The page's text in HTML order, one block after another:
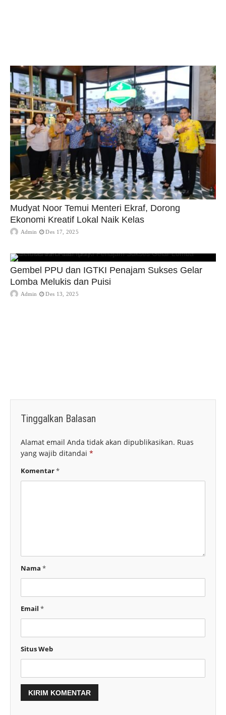
Mudyat Noor Temui Menteri Ekraf, Dorong
Ekonomi Kreatif Lokal Naik Kelas
Admin Des 17, 2025
Gembel PPU dan IGTKI Penajam Sukses Gelar
Lomba Melukis dan Puisi
Admin Des 13, 2025
Tinggalkan Balasan
Alamat email Anda tidak akan dipublikasikan. Ruas
yang wajib ditandai *
Komentar*
Nama *
Email *
Situs Web